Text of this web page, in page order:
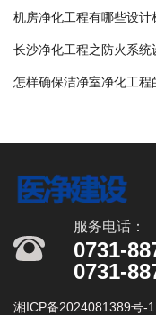
机房净化工程有哪些设计
长沙净化工程之防火系统
怎样确保洁净室净化工程
服务电话：
0731-
0731-
湘ICP备2024081389号-1